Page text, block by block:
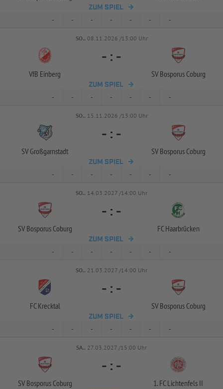
ZUM SPIEL
- - - - - - -
SO.. 08.11.2026 /13:00 Uhr
VfB Einberg
- : -
SV Bosporus Coburg
ZUM SPIEL
- - - - - - -
SO.. 15.11.2026 /13:00 Uhr
SV Großgarnstadt
- : -
SV Bosporus Coburg
ZUM SPIEL
- - - - - - -
SO.. 14.03.2027 /14:00 Uhr
SV Bosporus Coburg
- : -
FC Haarbrücken
ZUM SPIEL
- - - - - - -
SO.. 21.03.2027 /14:00 Uhr
FC Krecktal
- : -
SV Bosporus Coburg
ZUM SPIEL
- - - - - - -
SA.. 27.03.2027 /15:00 Uhr
SV Bosporus Coburg
- : -
1. FC Lichtenfels II